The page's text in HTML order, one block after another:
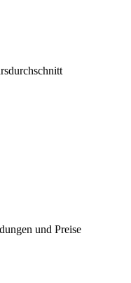
und Preise